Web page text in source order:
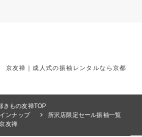
友禅｜成人式の振袖レンタルなら京都
きもの友禅TOP
ンナップ
所沢店限定セール振袖一覧
友禅